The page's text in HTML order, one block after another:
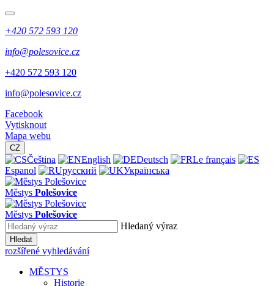
+420 572 593 120
info@polesovice.cz
+420 572 593 120
info@polesovice.cz
Facebook
Vytisknout
Mapa webu
CZ
Čeština English Deutsch
Le français
Espanol
русский Українська
Městys Polešovice
Městys Polešovice
Hledaný výraz
Hledat
rozšířené vyhledávání
MĚSTYS
Historie